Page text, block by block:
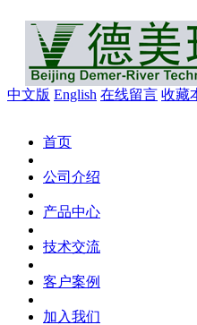
中文版 English 在线留言 收藏
首页
公司介绍
产品中心
技术交流
客户案例
加入我们